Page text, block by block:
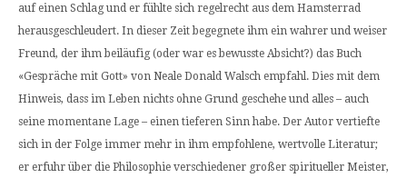
auf einen Schlag und er fühlte sich regelrecht aus dem Hamsterrad
herausgeschleudert. In dieser Zeit begegnete ihm ein wahrer und weiser
Freund, der ihm beiläufig (oder war es bewusste Absicht?) das Buch
«Gespräche mit Gott» von Neale Donald Walsch empfahl. Dies mit dem
Hinweis, dass im Leben nichts ohne Grund geschehe und alles – auch
seine momentane Lage – einen tieferen Sinn habe. Der Autor vertiefte
sich in der Folge immer mehr in ihm empfohlene, wertvolle Literatur;
er erfuhr über die Philosophie verschiedener großer spiritueller Meister,